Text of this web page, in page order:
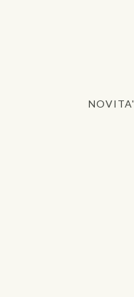
NOVITA'